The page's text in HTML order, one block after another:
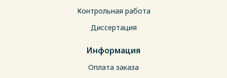
Контрольная работа
Диссертация
Информация
Оплата заказа